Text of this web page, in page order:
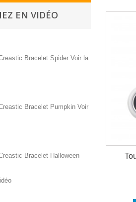
EN VIDÉO
Bracelet Spider Voir la
Bracelet Pumpkin Voir
Bracelet Halloween